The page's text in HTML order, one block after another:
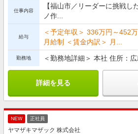
仕事内容
【福山市／リーダーに挑戦し
ノ作...
給与
＜予定年収＞ 336万円～452
月給制 ＜賃金内訳＞ 月...
勤務地 ＜勤務地詳細＞ 本社 住所：
詳細を見る
NEW 正社員
ヤマザキマザック 株式会社